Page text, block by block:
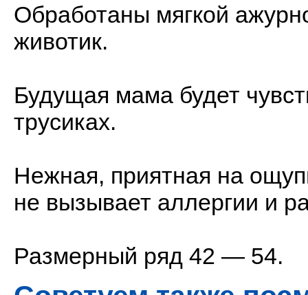
Обработаны мягкой
животик.
Будущая мама будет
трусиках.
Нежная, приятная на
не вызывает аллергии и
Размерный ряд 42 — 54.